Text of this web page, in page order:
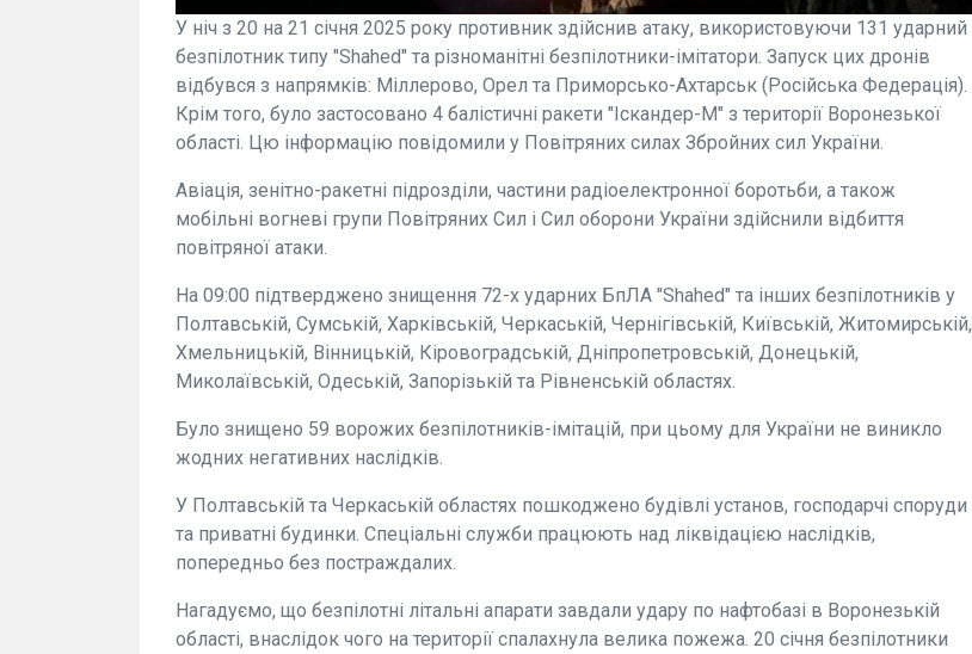
У ніч з 20 на 21 січня 2025 року противник здійснив атаку, використовуючи 131 ударний
безпілотник типу "Shahed" та різноманітні безпілотники-імітатори. Запуск цих дронів
відбувся з напрямків: Міллерово, Орел та Приморсько-Ахтарськ (Російська Федерація).
Крім того, було застосовано 4 балістичні ракети "Іскандер-М" з території Воронезької
області. Цю інформацію повідомили у Повітряних силах Збройних сил України.
Авіація, зенітно-ракетні підрозділи, частини радіоелектронної боротьби, а також
мобільні вогневі групи Повітряних Сил і Сил оборони України здійснили відбиття
повітряної атаки.
На 09:00 підтверджено знищення 72-х ударних БпЛА "Shahed" та інших безпілотників у
Полтавській, Сумській, Харківській, Черкаській, Чернігівській, Київській, Житомирській,
Хмельницькій, Вінницькій, Кіровоградській, Дніпропетровській, Донецькій,
Миколаївській, Одеській, Запорізькій та Рівненській областях.
Було знищено 59 ворожих безпілотників-імітацій, при цьому для України не виникло
жодних негативних наслідків.
У Полтавській та Черкаській областях пошкоджено будівлі установ, господарчі споруди
та приватні будинки. Спеціальні служби працюють над ліквідацією наслідків,
попередньо без постраждалих.
Нагадуємо, що безпілотні літальні апарати завдали удару по нафтобазі в Воронезькій
області, внаслідок чого на території спалахнула велика пожежа. 20 січня безпілотники